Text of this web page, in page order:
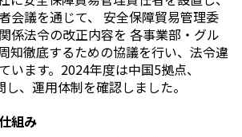
会議を通じて、 安全保障貿易管理委
係法令の改正内容を 各事業部・グル
知徹底するための協議を行い、法令違
います。2024年度は中国5拠点、
し、運用体制を確認しました。
組み